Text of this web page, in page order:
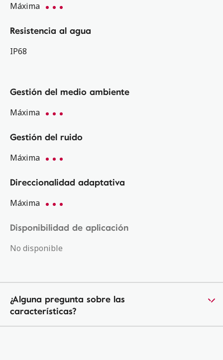
Máxima
Resistencia al agua
IP68
Gestión del medio ambiente
Máxima
Gestión del ruido
Máxima
Direccionalidad adaptativa
Máxima
Disponibilidad de aplicación
No disponible
¿Alguna pregunta sobre las
características?